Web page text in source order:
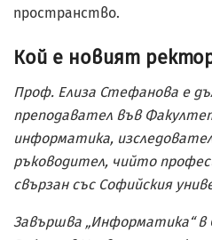
пространство.
Кой е новият
Проф. Елиза Стефанова е
преподавател във
информатика,
ръководител, чийто
свързан със Софийския
Завършва „Информатика“ в